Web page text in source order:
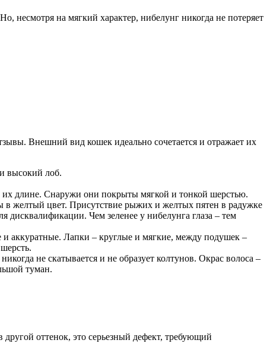
несмотря на мягкий характер, нибелунг никогда не потеряет
Внешний вид кошек идеально сочетается и отражает их
высокий лоб.
длине. Снаружи они покрыты мягкой и тонкой шерстью.
в желтый цвет. Присутствие рыжих и желтых пятен в радужке
дисквалификации. Чем зеленее у нибелунга глаза – тем
и аккуратные. Лапки – круглые и мягкие, между подушек –
не скатывается и не образует колтунов. Окрас волоса –
туман.
оттенок, это серьезный дефект, требующий